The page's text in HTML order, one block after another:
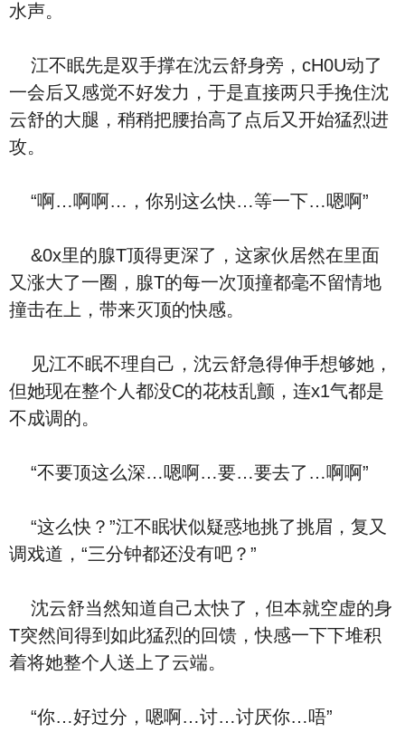
水声。
江不眠先是双手撑在沈云舒身旁，cH0U动了
一会后又感觉不好发力，于是直接两只手挽住沈
云舒的大腿，稍稍把腰抬高了点后又开始猛烈进
攻。
“啊…啊啊…，你别这么快…等一下…嗯啊”
&0x里的腺T顶得更深了，这家伙居然在里面
又涨大了一圈，腺T的每一次顶撞都毫不留情地
撞击在上，带来灭顶的快感。
见江不眠不理自己，沈云舒急得伸手想够她，
但她现在整个人都没C的花枝乱颤，连x1气都是
不成调的。
“不要顶这么深…嗯啊…要…要去了…啊啊”
“这么快？”江不眠状似疑惑地挑了挑眉，复又
调戏道，“三分钟都还没有吧？”
沈云舒当然知道自己太快了，但本就空虚的身
T突然间得到如此猛烈的回馈，快感一下下堆积
着将她整个人送上了云端。
“你…好过分，嗯啊…讨…讨厌你…唔”